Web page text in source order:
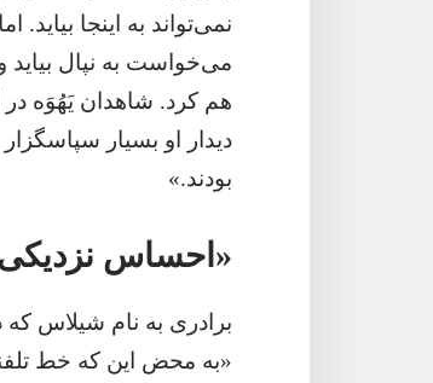
نمی‌تواند به اینجا بیاید.‏
می‌خواست به نپال بیاید و
هم کرد.‏ شاهدان یَهُوَه در
دیدار او بسیار
بودند.‏»‏
‏«احساس نزدیکی
برادری به نام شیلاس
«به محض این که خط